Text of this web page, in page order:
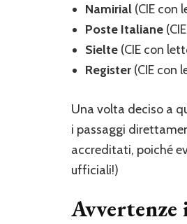
Namirial (CIE con
Poste Italiane
Sielte (CIE con
Register (CIE con
Una volta deciso a
i passaggi
accreditati, poiché
ufficiali!)